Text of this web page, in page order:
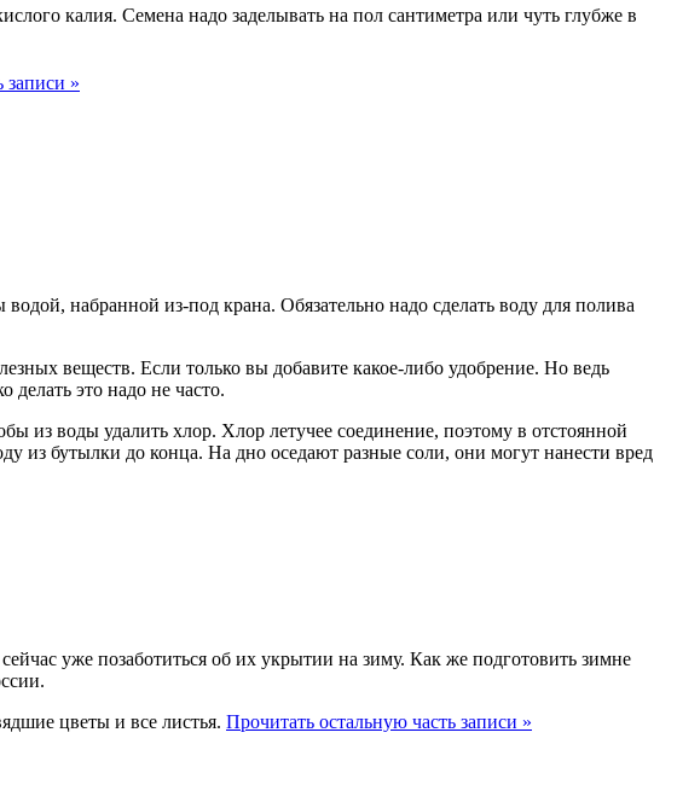
калия. Семена надо заделывать на пол сантиметра или чуть глубже в
записи »
набранной из-под крана. Обязательно надо сделать воду для полива
веществ. Если только вы добавите какое-либо удобрение. Но ведь
это надо не часто.
из воды удалить хлор. Хлор летучее соединение, поэтому в отстоянной
из бутылки до конца. На дно оседают разные соли, они могут нанести вред
уже позаботиться об их укрытии на зиму. Как же подготовить зимне
цветы и все листья. Прочитать остальную часть записи »